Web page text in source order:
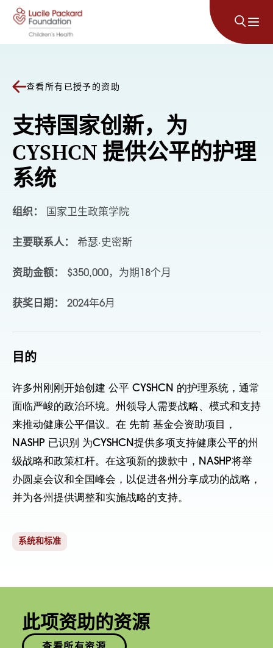
跳至内容
查看所有已授予的资助
支持国家创新，为
CYSHCN 提供公平的护理
系统
组织： 国家卫生政策学院
主要联系人： 希瑟·史密斯
资助金额： $350,000，为期18个月
获奖日期： 2024年6月
目的
许多州刚刚开始创建 公平 CYSHCN 的护理系统，通常
面临严峻的政治环境。州领导人需要战略、模式和支持
来推动健康公平倡议。在 先前 基金会资助项目，
NASHP 已识别 为CYSHCN提供多项支持健康公平的州
级战略和政策杠杆。在这项新的拨款中，NASHP将举
办圆桌会议和全国峰会，以促进各州分享成功的战略，
并为各州提供调整和实施战略的支持。
系统和标准
此项资助的资源